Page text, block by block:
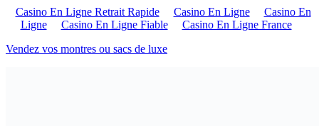
Casino En Ligne Retrait Rapide Casino En Ligne
Casino En
Ligne
Casino En Ligne Fiable
Casino En Ligne France
Vendez vos montres ou sacs de luxe